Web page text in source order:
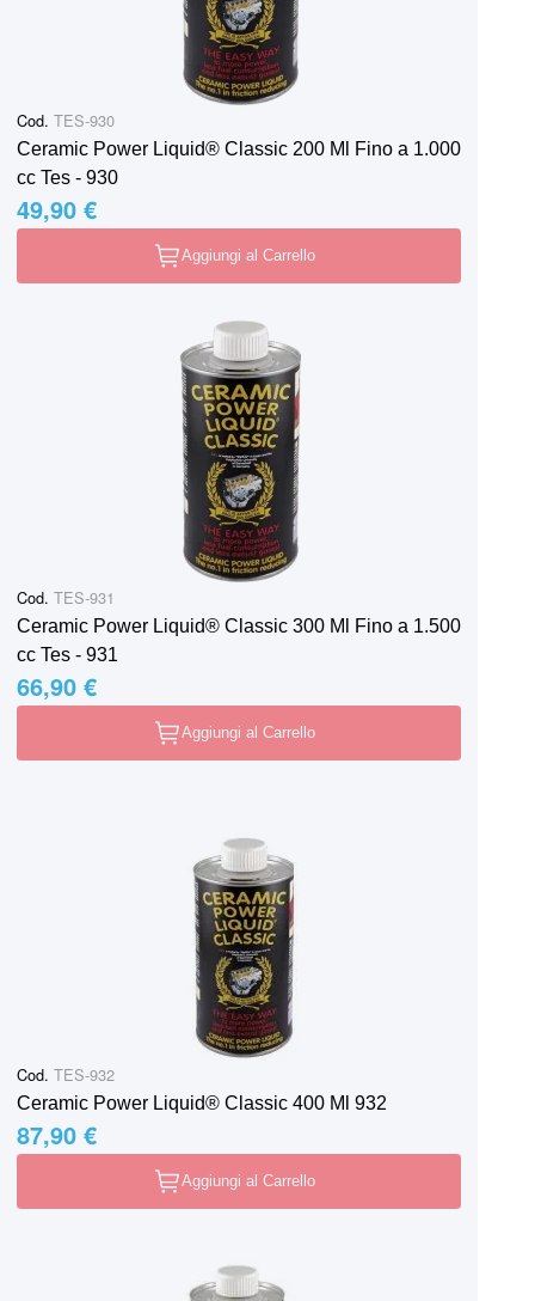
Cod. TES-930
Ceramic Power Liquid® Classic 200 Ml Fino a 1.000
cc Tes - 930
49,90 €
Aggiungi al Carrello
Cod. TES-931
Ceramic Power Liquid® Classic 300 Ml Fino a 1.500
cc Tes - 931
66,90 €
Aggiungi al Carrello
Cod. TES-932
Ceramic Power Liquid® Classic 400 Ml 932
87,90 €
Aggiungi al Carrello